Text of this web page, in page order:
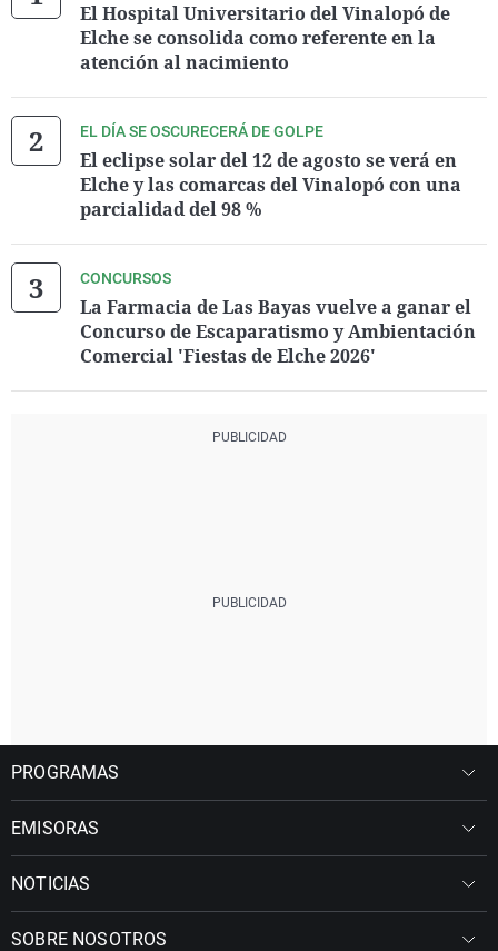
El Hospital Universitario del Vinalopó de
Elche se consolida como referente en la
atención al nacimiento
EL DÍA SE OSCURECERÁ DE GOLPE
El eclipse solar del 12 de agosto se verá en
Elche y las comarcas del Vinalopó con una
parcialidad del 98 %
CONCURSOS
La Farmacia de Las Bayas vuelve a ganar el
Concurso de Escaparatismo y Ambientación
Comercial 'Fiestas de Elche 2026'
PROGRAMAS
EMISORAS
NOTICIAS
SOBRE NOSOTROS